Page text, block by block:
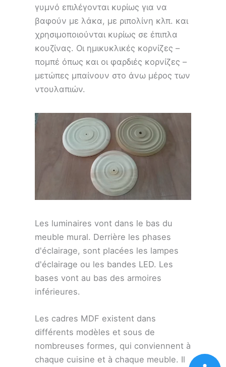
γυμνό επιλέγονται κυρίως για να
βαφούν με λάκα, με ριπολίνη κλπ. και
χρησιμοποιούνται κυρίως σε έπιπλα
κουζίνας. Οι ημικυκλικές κορνίζες –
πομπέ όπως και οι φαρδιές κορνίζες –
μετώπες μπαίνουν στο άνω μέρος των
ντουλαπιών.
Les luminaires vont dans le bas du
meuble mural. Derrière les phases
d'éclairage, sont placées les lampes
d'éclairage ou les bandes LED. Les
bases vont au bas des armoires
inférieures.
Les cadres MDF existent dans
différents modèles et sous de
nombreuses formes, qui conviennent à
chaque cuisine et à chaque meuble. Il